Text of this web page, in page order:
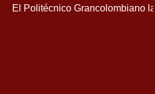
El Politécnico Grancolombiano